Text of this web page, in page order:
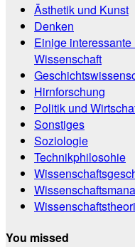
Ästhetik und Kunst
Denken
Einige
Wissenschaft
Hirnforschung
Politik und
Sonstiges
Soziologie
Technikphilosohie
You missed